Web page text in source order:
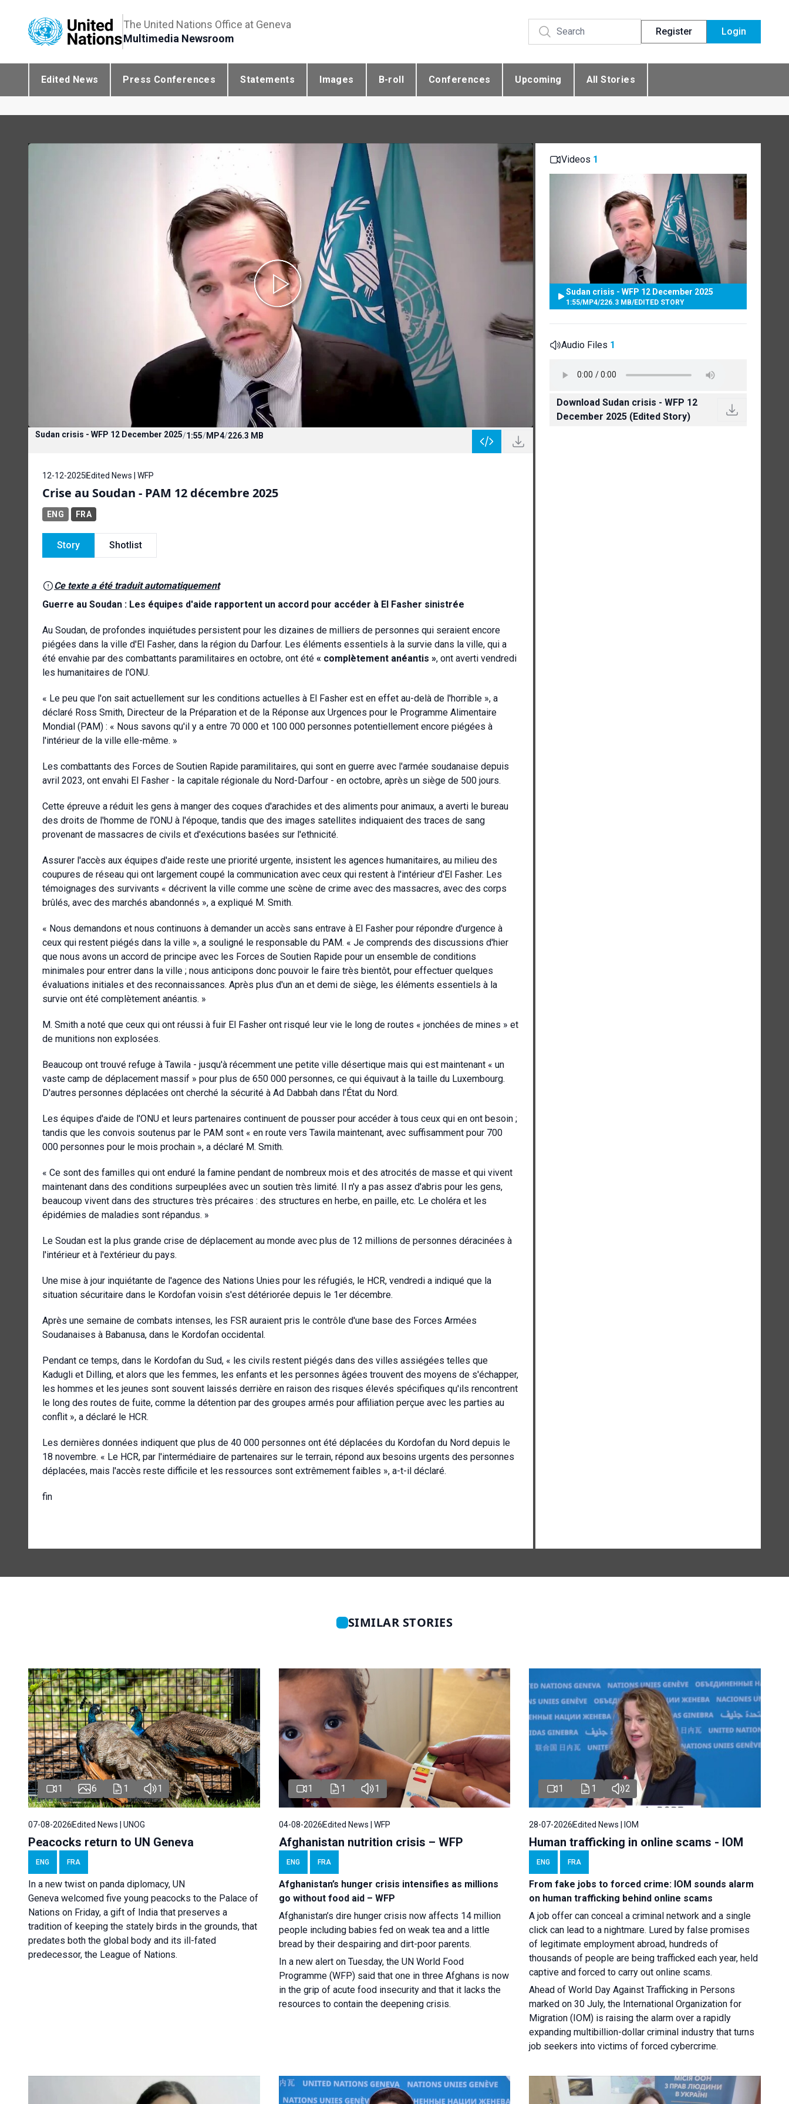
The United Nations Office at Geneva
Multimedia Newsroom
Register Login
Edited News Press Conferences Statements Images B-roll Conferences Upcoming All Stories
Sudan crisis - WFP 12 December 2025/1:55/MP4/226.3 MB
12-12-2025 Edited News | WFP
Crise au Soudan - PAM 12 décembre 2025
ENG FRA
Story Shotlist
Ce texte a été traduit automatiquement
Guerre au Soudan : Les équipes d'aide rapportent un accord pour accéder à El Fasher sinistrée
Au Soudan, de profondes inquiétudes persistent pour les dizaines de milliers de personnes qui seraient encore
piégées dans la ville d'El Fasher, dans la région du Darfour. Les éléments essentiels à la survie dans la ville, qui a
été envahie par des combattants paramilitaires en octobre, ont été « complètement anéantis », ont averti vendredi
les humanitaires de l'ONU.
« Le peu que l'on sait actuellement sur les conditions actuelles à El Fasher est en effet au-delà de l'horrible », a
déclaré Ross Smith, Directeur de la Préparation et de la Réponse aux Urgences pour le Programme Alimentaire
Mondial (PAM) : « Nous savons qu'il y a entre 70 000 et 100 000 personnes potentiellement encore piégées à
l'intérieur de la ville elle-même. »
Les combattants des Forces de Soutien Rapide paramilitaires, qui sont en guerre avec l'armée soudanaise depuis
avril 2023, ont envahi El Fasher - la capitale régionale du Nord-Darfour - en octobre, après un siège de 500 jours.
Cette épreuve a réduit les gens à manger des coques d'arachides et des aliments pour animaux, a averti le bureau
des droits de l'homme de l'ONU à l'époque, tandis que des images satellites indiquaient des traces de sang
provenant de massacres de civils et d'exécutions basées sur l'ethnicité.
Assurer l'accès aux équipes d'aide reste une priorité urgente, insistent les agences humanitaires, au milieu des
coupures de réseau qui ont largement coupé la communication avec ceux qui restent à l'intérieur d'El Fasher. Les
témoignages des survivants « décrivent la ville comme une scène de crime avec des massacres, avec des corps
brûlés, avec des marchés abandonnés », a expliqué M. Smith.
« Nous demandons et nous continuons à demander un accès sans entrave à El Fasher pour répondre d'urgence à
ceux qui restent piégés dans la ville », a souligné le responsable du PAM. « Je comprends des discussions d'hier
que nous avons un accord de principe avec les Forces de Soutien Rapide pour un ensemble de conditions
minimales pour entrer dans la ville ; nous anticipons donc pouvoir le faire très bientôt, pour effectuer quelques
évaluations initiales et des reconnaissances. Après plus d'un an et demi de siège, les éléments essentiels à la
survie ont été complètement anéantis. »
M. Smith a noté que ceux qui ont réussi à fuir El Fasher ont risqué leur vie le long de routes « jonchées de mines » et
de munitions non explosées.
Beaucoup ont trouvé refuge à Tawila - jusqu'à récemment une petite ville désertique mais qui est maintenant « un
vaste camp de déplacement massif » pour plus de 650 000 personnes, ce qui équivaut à la taille du Luxembourg.
D'autres personnes déplacées ont cherché la sécurité à Ad Dabbah dans l'État du Nord.
Les équipes d'aide de l'ONU et leurs partenaires continuent de pousser pour accéder à tous ceux qui en ont besoin ;
tandis que les convois soutenus par le PAM sont « en route vers Tawila maintenant, avec suffisamment pour 700
000 personnes pour le mois prochain », a déclaré M. Smith.
« Ce sont des familles qui ont enduré la famine pendant de nombreux mois et des atrocités de masse et qui vivent
maintenant dans des conditions surpeuplées avec un soutien très limité. Il n'y a pas assez d'abris pour les gens,
beaucoup vivent dans des structures très précaires : des structures en herbe, en paille, etc. Le choléra et les
épidémies de maladies sont répandus. »
Le Soudan est la plus grande crise de déplacement au monde avec plus de 12 millions de personnes déracinées à
l'intérieur et à l'extérieur du pays.
Une mise à jour inquiétante de l'agence des Nations Unies pour les réfugiés, le HCR, vendredi a indiqué que la
situation sécuritaire dans le Kordofan voisin s'est détériorée depuis le 1er décembre.
Après une semaine de combats intenses, les FSR auraient pris le contrôle d'une base des Forces Armées
Soudanaises à Babanusa, dans le Kordofan occidental.
Pendant ce temps, dans le Kordofan du Sud, « les civils restent piégés dans des villes assiégées telles que
Kadugli et Dilling, et alors que les femmes, les enfants et les personnes âgées trouvent des moyens de s'échapper,
les hommes et les jeunes sont souvent laissés derrière en raison des risques élevés spécifiques qu'ils rencontrent
le long des routes de fuite, comme la détention par des groupes armés pour affiliation perçue avec les parties au
conflit », a déclaré le HCR.
Les dernières données indiquent que plus de 40 000 personnes ont été déplacées du Kordofan du Nord depuis le
18 novembre. « Le HCR, par l'intermédiaire de partenaires sur le terrain, répond aux besoins urgents des personnes
déplacées, mais l'accès reste difficile et les ressources sont extrêmement faibles », a-t-il déclaré.
fin
Videos 1
Sudan crisis - WFP 12 December 2025
1:55/MP4/226.3 MB/EDITED STORY
Audio Files 1
Download Sudan crisis - WFP 12
December 2025 (Edited Story)
SIMILAR STORIES
1 6 1 1
07-08-2026Edited News | UNOG
Peacocks return to UN Geneva
ENG FRA
In a new twist on panda diplomacy, UN
Geneva welcomed five young peacocks to the Palace of
Nations on Friday, a gift of India that preserves a
tradition of keeping the stately birds in the grounds, that
predates both the global body and its ill-fated
predecessor, the League of Nations.
1 1 1
04-08-2026Edited News | WFP
Afghanistan nutrition crisis – WFP
ENG FRA
Afghanistan’s hunger crisis intensifies as millions
go without food aid – WFP
Afghanistan’s dire hunger crisis now affects 14 million
people including babies fed on weak tea and a little
bread by their despairing and dirt-poor parents.
In a new alert on Tuesday, the UN World Food
Programme (WFP) said that one in three Afghans is now
in the grip of acute food insecurity and that it lacks the
resources to contain the deepening crisis.
1 1 2
28-07-2026Edited News | IOM
Human trafficking in online scams - IOM
ENG FRA
From fake jobs to forced crime: IOM sounds alarm
on human trafficking behind online scams
A job offer can conceal a criminal network and a single
click can lead to a nightmare. Lured by false promises
of legitimate employment abroad, hundreds of
thousands of people are being trafficked each year, held
captive and forced to carry out online scams.
Ahead of World Day Against Trafficking in Persons
marked on 30 July, the International Organization for
Migration (IOM) is raising the alarm over a rapidly
expanding multibillion-dollar criminal industry that turns
job seekers into victims of forced cybercrime.